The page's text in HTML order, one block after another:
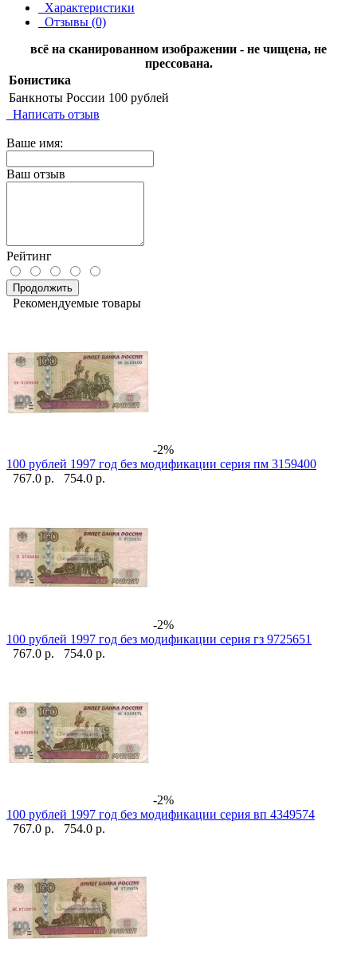
Характеристики
Отзывы (0)
всё на сканированном изображении - не чищена, не
прессована.
Бонистика
Банкноты России 100 рублей
Написать отзыв
Ваше имя:
Ваш отзыв
Рейтинг
Продолжить
Рекомендуемые товары
-2%
100 рублей 1997 год без модификации серия пм 3159400
767.0 р.
754.0 р.
-2%
100 рублей 1997 год без модификации серия гз 9725651
767.0 р.
754.0 р.
-2%
100 рублей 1997 год без модификации серия вп 4349574
767.0 р.
754.0 р.